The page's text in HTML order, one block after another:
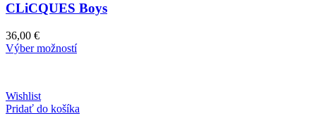
CLiCQUES Boys
36,00 €
Výber možností
Wishlist
Pridať do košíka